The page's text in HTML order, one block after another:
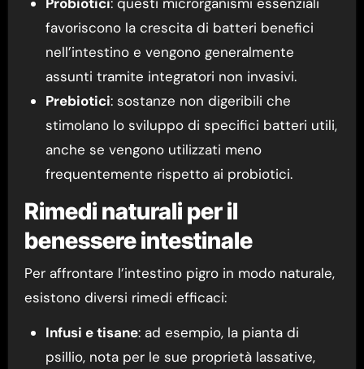
favoriscono la crescita di batteri benefici
nell’intestino e vengono generalmente
assunti tramite integratori non invasivi.
Prebiotici: sostanze non digeribili che
stimolano lo sviluppo di specifici batteri utili,
anche se vengono utilizzati meno
frequentemente rispetto ai probiotici.
Rimedi naturali per il
benessere intestinale
Per affrontare l’intestino pigro in modo naturale,
esistono diversi rimedi efficaci:
Infusi e tisane: ad esempio, la pianta di
psillio, nota per le sue proprietà lassative,